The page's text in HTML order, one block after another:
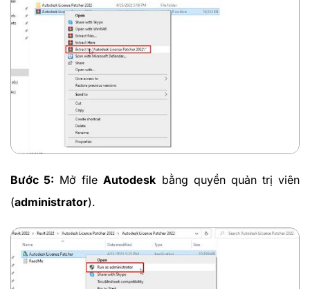
Bước 5: Mở fileAutodesk bằng quyền quản trị viên
(administrator).